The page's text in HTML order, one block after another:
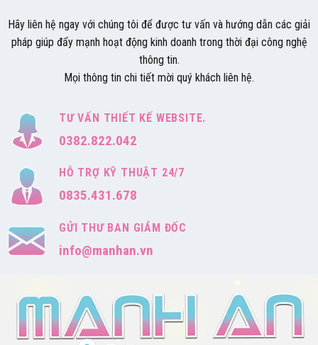
Hãy liên hệ ngay với chúng tôi để được tư vấn và hướng dẫn các giải
pháp giúp đẩy mạnh hoạt động kinh doanh trong thời đại công nghệ
thông tin.
Mọi thông tin chi tiết mời quý khách liên hệ.
TƯ VẤN THIẾT KẾ WEBSITE.
0382.822.042
HỖ TRỢ KỸ THUẬT 24/7
0835.431.678
GỬI THƯ BAN GIÁM ĐỐC
info@manhan.vn